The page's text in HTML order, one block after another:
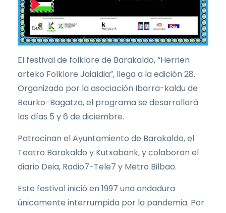
El festival de folklore de Barakaldo, “Herrien
arteko Folklore Jaialdia”, llega a la edición 28.
Organizado por la asociación Ibarra-kaldu de
Beurko-Bagatza, el programa se desarrollará
los días 5 y 6 de diciembre.
Patrocinan el Ayuntamiento de Barakaldo, el
Teatro Barakaldo y Kutxabank, y colaboran el
diario Deia, Radio7-Tele7 y Metro Bilbao.
Este festival inició en 1997 una andadura
únicamente interrumpida por la pandemia. Por